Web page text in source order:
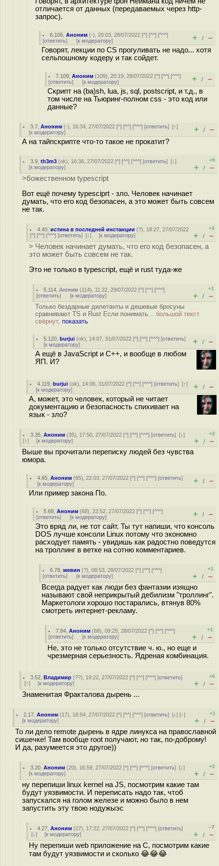
отличается от данных (передаваемых через http-
запрос).
6.106 ,Аноним (-), 20:03, 28/07/2022 [^] [^^] [^^^]
[ответить] [к модератору] + / –
Говорят, лекции по CS прогуливать не надо... хотя
сельпошному кодеру и так сойдет.
7.109 ,Аноним (109), 20:19, 28/07/2022 [^] [^^] [^^^]
[ответить] [к модератору] + / –
Скрипт на (ba)sh, lua, js, sql, postscript, и т.д., в
том числе на Тьюринг-полном css - это код или
данные?
3.7 ,Аноним (-), 16:34, 27/07/2022 [^] [^^] [^^^] [ответить][↑]
[к модератору] + / –
А на тайпскрипте что-то такое не прокатит?
3.9 ,th3m3 (ok), 16:36, 27/07/2022 [^] [^^] [^^^] [ответить][↓]
[к модератору]
+9
+ / –
>божественном typescript
Вот ещё почему typesciprt - зло. Человек начинает
думать, что его код безопасен, а это может быть совсем
не так.
4.40 ,истина в последней инстанции (?), 18:27, 27/07/2022
[^] [^^] [^^^] [ответить] [↓] [к модератору]
+3
+ / –
> Человек начинает думать, что его код безопасен, а
это может быть совсем не так.
Это не только в typescript, ещё и rust туда-же
5.114 ,Аноним (114), 11:22, 29/07/2022 [^] [^^] [^^^]
[ответить] [к модератору]
+1
+ / –
Только бездарные дилетанты и дешевые бросуны
сравнивают TS и Rust Если понимать... большой текст
свёрнут, показать
5.120 ,burjui (ok), 14:07, 31/07/2022 [^] [^^] [^^^] [ответить]
[к модератору] + / –
А ещё в JavaScript и C++, и вообще в любом
ЯП. И?
4.119 ,burjui (ok), 14:06, 31/07/2022 [^] [^^] [^^^] [ответить][↑]
[к модератору] + / –
А, может, это человек, который не читает
документацию и безопасность спихивает на
язык - зло?
3.35 ,Аноним (35), 17:50, 27/07/2022 [^] [^^] [^^^] [ответить][↓]
[↑] [к модератору]
+2
+ / –
Выше вы прочитали переписку людей без чувства
юмора.
4.65 ,Аноним (65), 22:03, 27/07/2022 [^] [^^] [^^^] [ответить]
[к модератору] + / –
Или пример закона По.
5.68 ,Аноним (68), 22:52, 27/07/2022 [^] [^^] [^^^]
[ответить] [к модератору] + / –
Это вряд ли, не тот сайт. Ты тут напиши, что консоль
DOS лучше консоли Linux потому что экономно
расходует память - увидишь как радостно поведутся
на троллинг в ветке на сотню комментариев.
6.78 ,мевин (?), 08:53, 28/07/2022 [^] [^^] [^^^]
[ответить] [к модератору]
+1
+ / –
Всегда радует как люди без фантазии изящно
называют свой неприкрытый дебилизм "троллинг".
Маркетологи хорошо постарались, втянув 80%
смотреть интернет-рекламу.
7.84 ,Аноним (68), 09:25, 28/07/2022 [^] [^^] [^^^]
[ответить] [к модератору]
+1
+ / –
Не, это не только отсутствие ч. ю., но еще и
чрезмерная серьезность. Ядреная комбинация.
3.52 ,Владимир (??), 19:22, 27/07/2022 [^] [^^] [^^^] [ответить]
[↑] [к модератору]
+6
+ / –
Знаменитая Фракталова дырень ...
2.17 ,Аноним (17), 16:54, 27/07/2022 [^] [^^] [^^^] [ответить][↓] [↑]
[к модератору]
+1
+ / –
То ли дело remote дырень в ядре линукса на православной
сишечке! Там вообще root получают, но так, по-доброму!
И да, разумеется это другое))
3.20 ,Аноним (20), 16:59, 27/07/2022 [^] [^^] [^^^] [ответить][↓]
[к модератору]
+2
+ / –
ну перепиши linux kernel на JS, посмотрим какие там
будут уязвимости. И переписать надо так, чтоб
запускался на голом железе и можно было в нем
запустить эту твою нодужыэс
4.27 ,Аноним (27), 17:22, 27/07/2022 [^] [^^] [^^^] [ответить]
[↓] [к модератору]
–7
+ / –
Ну перепиши web приложение на C, посмотрим какие
там будут уязвимости и сколько 😂😂😂